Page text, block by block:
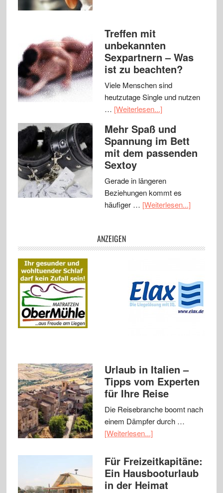
Treffen mit
unbekannten
Sexpartnern – Was
ist zu beachten?
Viele Menschen sind
heutzutage Single und nutzen
… [Weiterlesen...]
Mehr Spaß und
Spannung im Bett
mit dem passenden
Sextoy
Gerade in längeren
Beziehungen kommt es
häufiger … [Weiterlesen...]
ANZEIGEN
Urlaub in Italien –
Tipps vom Experten
für Ihre Reise
Die Reisebranche boomt nach
einem Dämpfer durch …
[Weiterlesen...]
Für Freizeitkapitäne:
Ein Hausbooturlaub
in der Heimat